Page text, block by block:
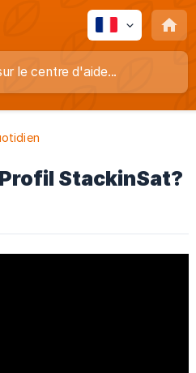
StackinSat?